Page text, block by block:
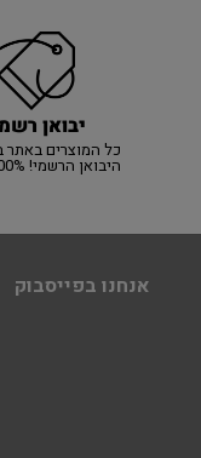
יבואן
כל המוצרים באתר
היבואן הרשמי! 100% מקורי
אנחנו בפייסבוק